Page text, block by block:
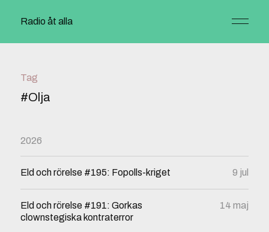
Radio åt alla
Tag
#Olja
2026
Eld och rörelse #195: Fopolls-kriget 9 jul
Eld och rörelse #191: Gorkas
clownstegiska kontraterror
14 maj